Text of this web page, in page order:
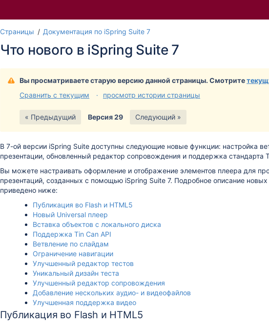
Страницы Документация по iSpring Suite 7
концу
баннера
началу
баннера
Что нового в iSpring Suite 7
Вы просматриваете старую версию данной страницы. Смотрите
Сравнить с текущим
просмотр истории страницы
« Предыдущий Версия 29 Следующий »
В 7-ой версии iSpring Suite доступны следующие новые функции: настройка
презентации, обновленный редактор сопровождения и поддержка стандарта
Вы можете настраивать оформление и отображение элементов плеера для
презентаций, созданных с помощью iSpring Suite 7. Подробное описание
приведено ниже:
Публикация во Flash и HTML5
Новый Universal плеер
Вставка объектов с локального диска
Поддержка Tin Can API
Ветвление по слайдам
Ограничение навигации
Улучшенный редактор тестов
Уникальный дизайн теста
Улучшенный редактор сопровождения
Добавление нескольких аудио- и видеофайлов
Улучшенная поддержка видео
Публикация во Flash и HTML5